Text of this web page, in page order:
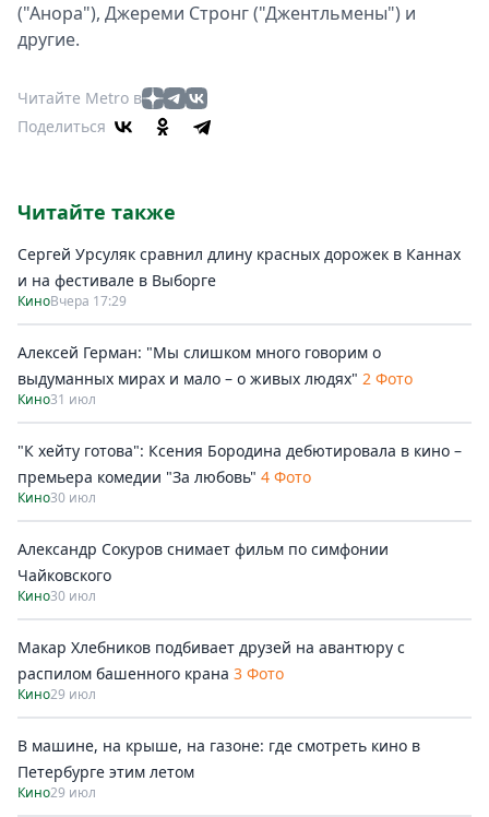
("Анора"), Джереми Стронг ("Джентльмены") и
другие.
Читайте Metro в
Поделиться
Читайте также
Сергей Урсуляк сравнил длину красных дорожек в Каннах
и на фестивале в Выборге
КиноВчера 17:29
Алексей Герман: "Мы слишком много говорим о
выдуманных мирах и мало – о живых людях" 2 Фото
Кино31 июл
"К хейту готова": Ксения Бородина дебютировала в кино –
премьера комедии "За любовь" 4 Фото
Кино30 июл
Александр Сокуров снимает фильм по симфонии
Чайковского
Кино30 июл
Макар Хлебников подбивает друзей на авантюру с
распилом башенного крана 3 Фото
Кино29 июл
В машине, на крыше, на газоне: где смотреть кино в
Петербурге этим летом
Кино29 июл